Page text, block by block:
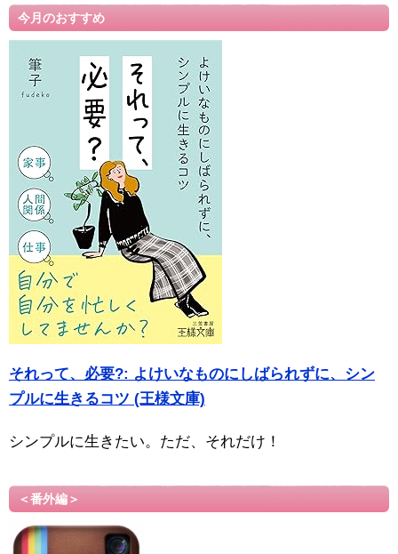
今月のおすすめ
それって、必要?: よけいなものにしばられずに、シン
プルに生きるコツ (王様文庫)
シンプルに生きたい。ただ、それだけ！
＜番外編＞